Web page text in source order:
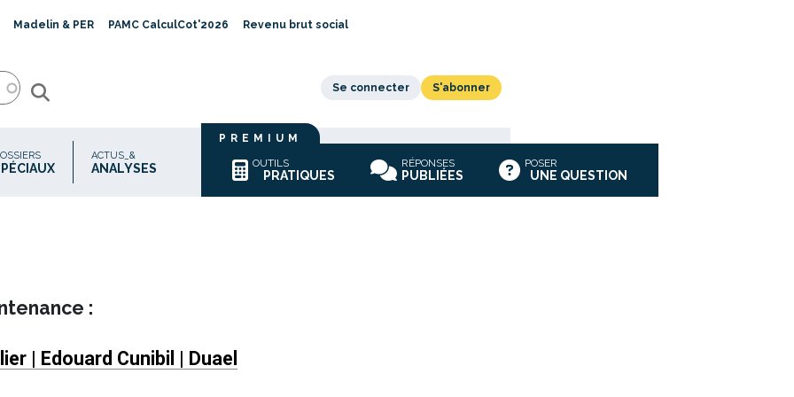
Madelin & PER PAMC CalculCot'2026
Revenu brut social
Se connecter S'abonner
ACTUS_&
ANALYSES
PREMIUM
OUTILS
PRATIQUES
RÉPONSES
PUBLIÉES
POSER
UNE QUESTION
:
| Edouard Cunibil | Duael